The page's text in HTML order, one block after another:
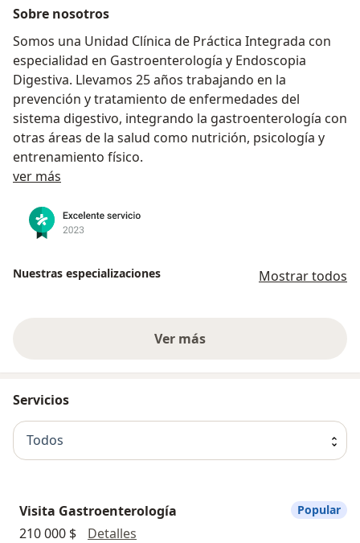
Sobre nosotros
Somos una Unidad Clínica de Práctica Integrada con
especialidad en Gastroenterología y Endoscopia
Digestiva. Llevamos 25 años trabajando en la
prevención y tratamiento de enfermedades del
sistema digestivo, integrando la gastroenterología con
otras áreas de la salud como nutrición, psicología y
entrenamiento físico.
ver más
Nuestras especializaciones Mostrar todos
Ver más
Servicios
Todos
Visita Gastroenterología
210 000 $
Detalles
Popular